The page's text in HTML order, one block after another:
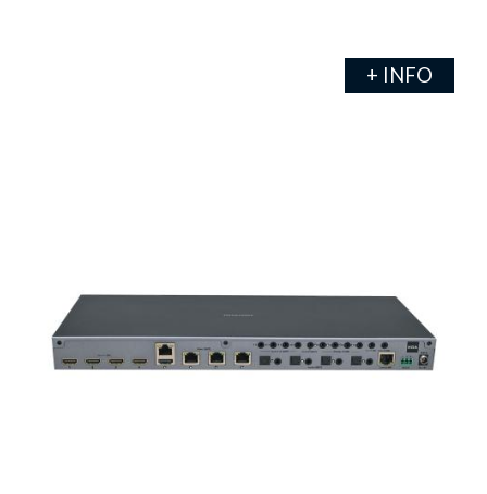
+ INFO